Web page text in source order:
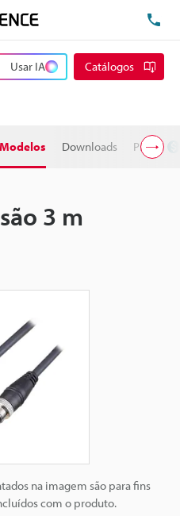
Usar IA Catálogos
Modelos Downloads Preço
3 m
na imagem são para fins
com o produto.